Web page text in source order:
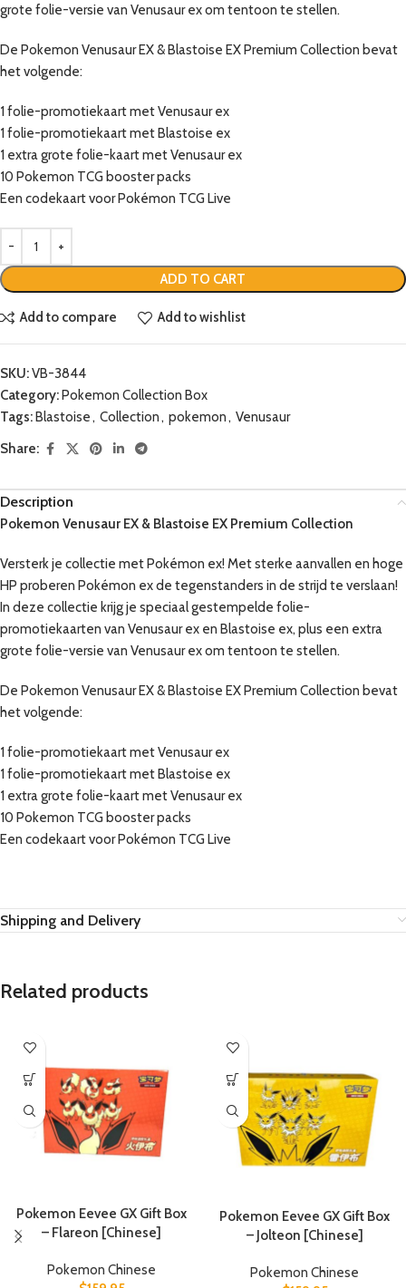
grote folie-versie van Venusaur ex om tentoon te stellen.
De Pokemon Venusaur EX & Blastoise EX Premium Collection bevat
het volgende:
1 folie-promotiekaart met Venusaur ex
1 folie-promotiekaart met Blastoise ex
1 extra grote folie-kaart met Venusaur ex
10 Pokemon TCG booster packs
Een codekaart voor Pokémon TCG Live
ADD TO CART
Add to compare Add to wishlist
SKU:VB-3844
Category:Pokemon Collection Box
Tags:Blastoise, Collection, pokemon, Venusaur
Share:
Description
Pokemon Venusaur EX & Blastoise EX Premium Collection
Versterk je collectie met Pokémon ex! Met sterke aanvallen en hoge
HP proberen Pokémon ex de tegenstanders in de strijd te verslaan!
In deze collectie krijg je speciaal gestempelde folie-
promotiekaarten van Venusaur ex en Blastoise ex, plus een extra
grote folie-versie van Venusaur ex om tentoon te stellen.
De Pokemon Venusaur EX & Blastoise EX Premium Collection bevat
het volgende:
1 folie-promotiekaart met Venusaur ex
1 folie-promotiekaart met Blastoise ex
1 extra grote folie-kaart met Venusaur ex
10 Pokemon TCG booster packs
Een codekaart voor Pokémon TCG Live
Shipping and Delivery
Related products
Pokemon Eevee GX Gift Box
– Flareon [Chinese]
Pokemon Chinese
Pokemon Eevee GX Gift Box
– Jolteon [Chinese]
Pokemon Chinese